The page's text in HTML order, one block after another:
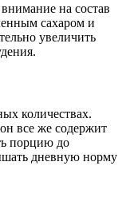
на состав
сахаром и
увеличить
количествах.
все же содержит
порцию до
дневную норму